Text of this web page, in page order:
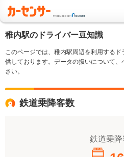
稚内駅のドライバー豆知識
このページでは、稚内駅周辺を利用する
供しております。データの扱いについて
さい。
鉄道乗降客数
鉄道乗降